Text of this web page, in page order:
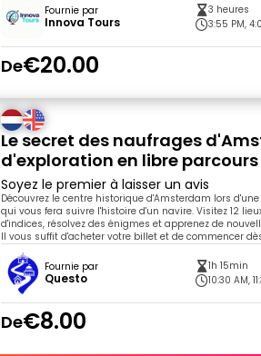
Fournie par
Innova Tours
3 heures
3:55 PM,
De€20.00
Le secret des naufrages
d'exploration en libre parcours
Soyez le premier à laisser un avis
Découvrez le centre historique d'Amsterdam lors
qui vous fera suivre l'histoire d'un navire. Visitez 12
d'indices, résolvez des énigmes et apprenez de
Il vous suffit d'acheter votre billet et de commencer
Fournie par
Questo
1h 15min
10:30 AM,
De€8.00